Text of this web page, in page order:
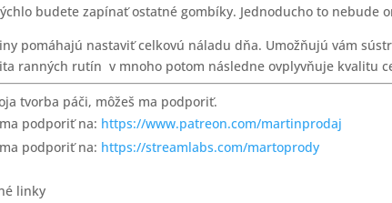
budete zapínať ostatné gombíky. Jednoducho to nebude
pomáhajú nastaviť celkovú náladu dňa. Umožňujú vám
ranných rutín v mnoho potom následne ovplyvňuje kvalitu
tvorba páči, môžeš ma podporiť.
podporiť na: https://www.patreon.com/martinprodaj
podporiť na: https://streamlabs.com/martoprody
linky